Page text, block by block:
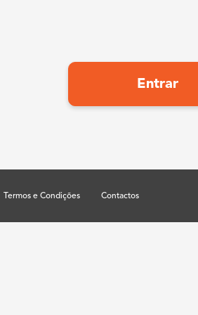
Entrar
Termos e Condições Contactos